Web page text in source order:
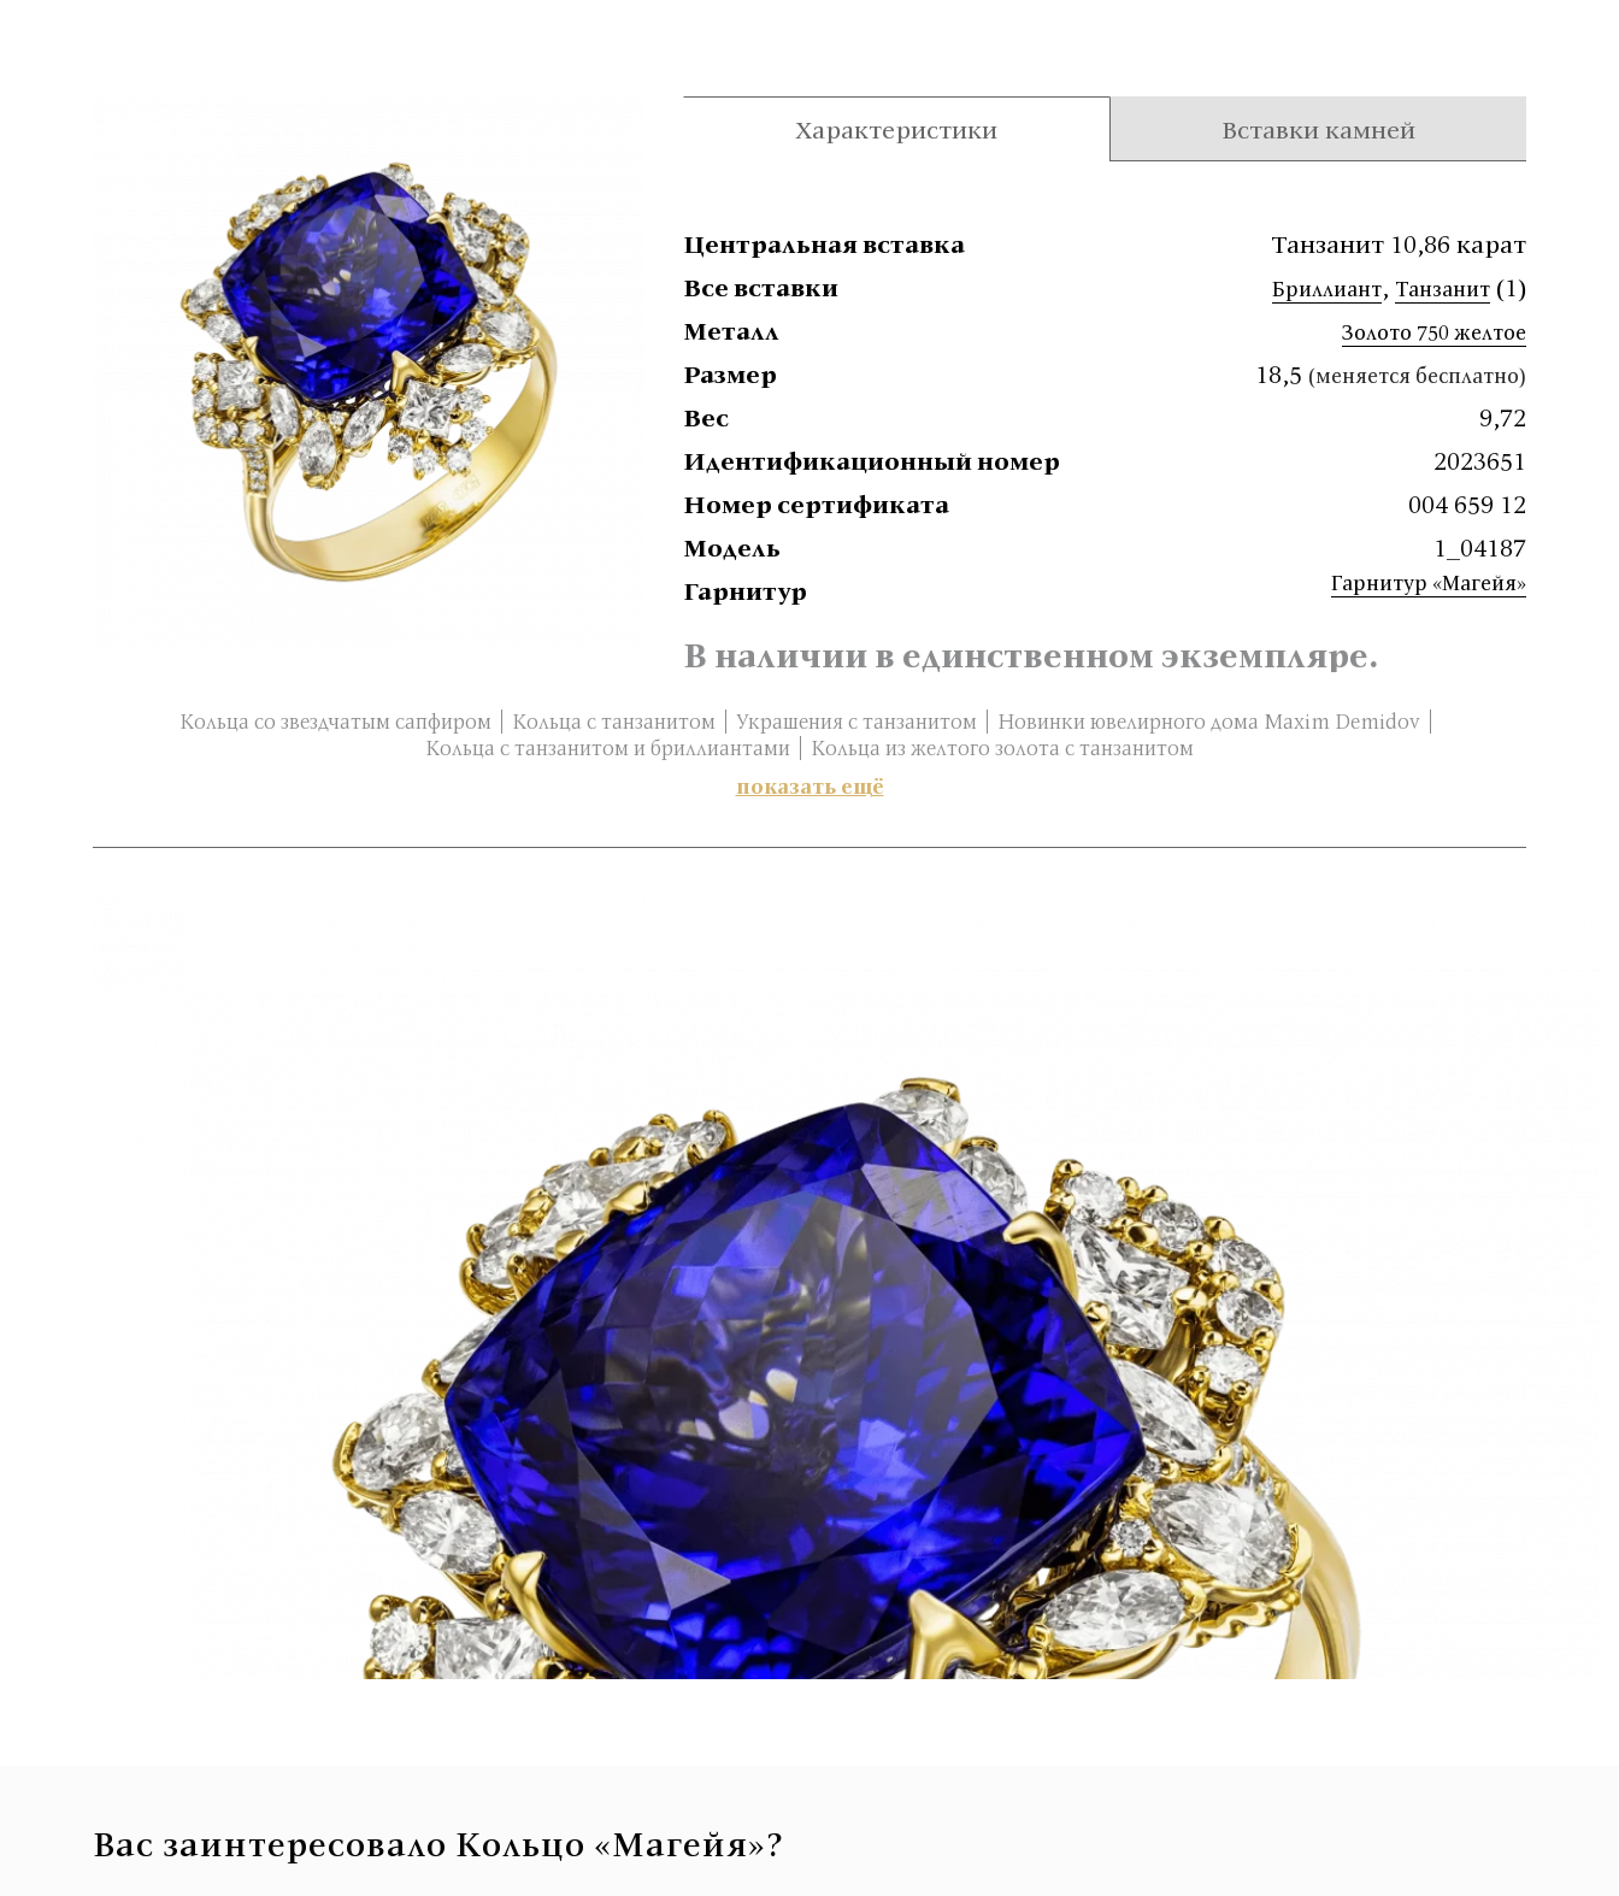
Характеристики Вставки камней
Центральная вставка
Танзанит 10,86 карат
Все вставки
Бриллиант, Танзанит (1)
Металл
Золото 750 желтое
Размер 18,5 (меняется бесплатно)
Вес
9,72
Идентификационный номер
2023651
Номер сертификата
004 659 12
Модель
1_04187
Гарнитур
Гарнитур «Магейя»
В наличии в единственном экземпляре.
Кольца со звездчатым сапфиром Кольца с танзанитом Украшения с танзанитом
Новинки ювелирного дома Maxim Demidov
Кольца с танзанитом и бриллиантами
Кольца из желтого золота с танзанитом
показать ещё
Вас заинтересовало Кольцо «Магейя»?